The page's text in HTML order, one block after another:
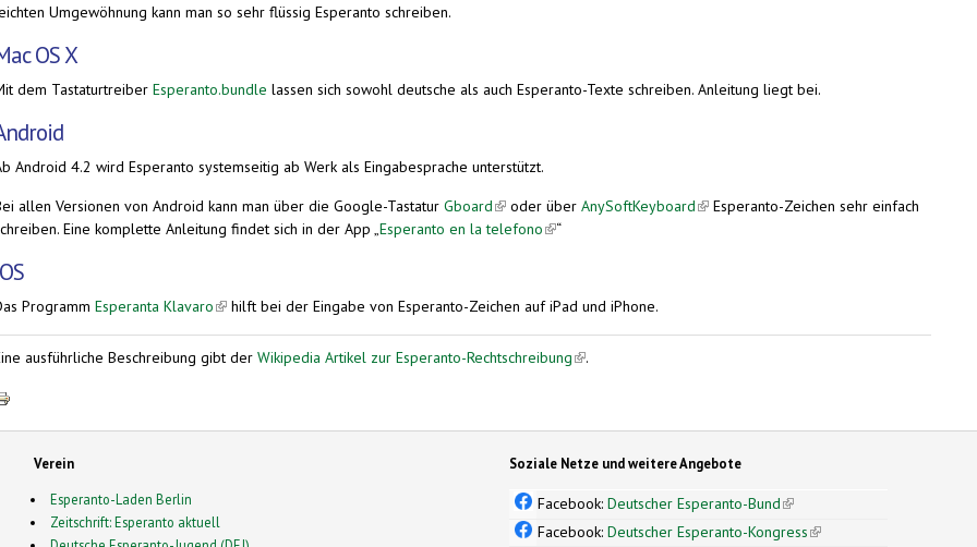
Umgewöhnung kann man so sehr flüssig Esperanto schreiben.
OS X
dem Tastaturtreiber Esperanto.bundle lassen sich sowohl deutsche als auch Esperanto-Texte schreiben. Anleitung liegt bei.
Android 4.2 wird Esperanto systemseitig ab Werk als Eingabesprache unterstützt.
allen Versionen von Android kann man über die Google-Tastatur Gboard(link is external)
oder über AnySoftKeyboard(link is external)
Esperanto-Zeichen sehr einfach
Eine komplette Anleitung findet sich in der App „Esperanto en la telefono(link is external)
“
Programm Esperanta Klavaro(link is external)
hilft bei der Eingabe von Esperanto-Zeichen auf iPad und iPhone.
ausführliche Beschreibung gibt der Wikipedia Artikel zur Esperanto-Rechtschreibung(link is external)
.
Verein
Esperanto-Laden Berlin
Zeitschrift: Esperanto aktuell
Soziale Netze und weitere Angebote
Facebook:Deutscher Esperanto-Bund(link is external)
Facebook:Deutscher Esperanto-Kongress(link is external)